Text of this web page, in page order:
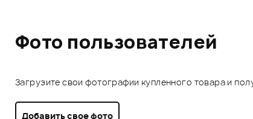
Фото пользователей
Загрузите свои фотографии купленного товара и
Добавить свое фото